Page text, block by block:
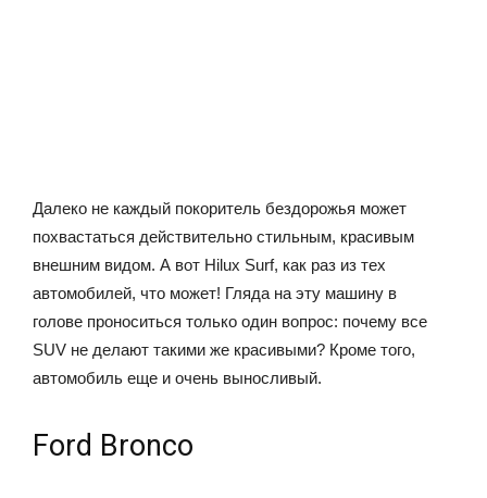
Далеко не каждый покоритель бездорожья может
похвастаться действительно стильным, красивым
внешним видом. А вот Hilux Surf, как раз из тех
автомобилей, что может! Гляда на эту машину в
голове проноситься только один вопрос: почему все
SUV не делают такими же красивыми? Кроме того,
автомобиль еще и очень выносливый.
Ford Bronco